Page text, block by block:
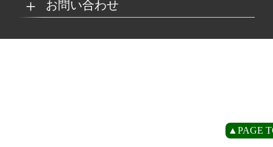
▲PAGE
SDSダウンロード
環境 商業施設
沿革
リサイクルへの取り組
SDGsへの取り組み
お問い合わせ